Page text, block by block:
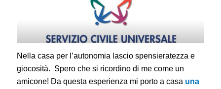
Nella casa per l’autonomia lascio spensieratezza e
giocosità. Spero che si ricordino di me come un
amicone! Da questa esperienza mi porto a casa una